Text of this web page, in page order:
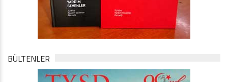
BÜLTENLER